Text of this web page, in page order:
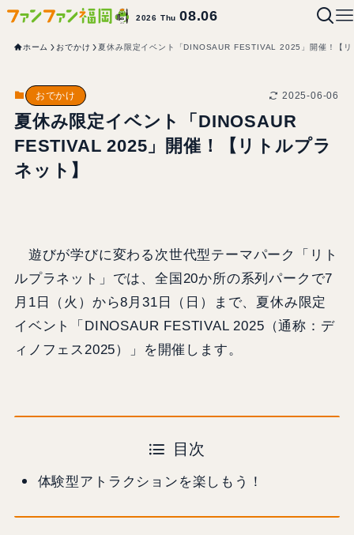
2026 Thu08.06
ホーム おでかけ 夏休み限定イベント「DINOSAUR FESTIVAL 2025」開催！【リ
おでかけ 2025-06-06
夏休み限定イベント「DINOSAUR
FESTIVAL 2025」開催！【リトルプラ
ネット】
遊びが学びに変わる次世代型テーマパーク「リト
ルプラネット」では、全国20か所の系列パークで7
月1日（火）から8月31日（日）まで、夏休み限定
イベント「DINOSAUR FESTIVAL 2025（通称：デ
ィノフェス2025）」を開催します。
目次
体験型アトラクションを楽しもう！